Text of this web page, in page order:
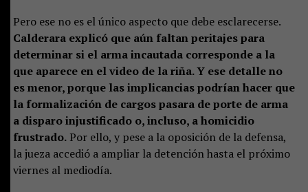
Pero ese no es el único aspecto que debe esclarecerse.
Calderara explicó que aún faltan peritajes para
determinar si el arma incautada corresponde a la
que aparece en el video de la riña. Y ese detalle no
es menor, porque las implicancias podrían hacer que
la formalización de cargos pasara de porte de arma
a disparo injustificado o, incluso, a homicidio
frustrado.Por ello, y pese a la oposición de la defensa,
la jueza accedió a ampliar la detención hasta el próximo
viernes al mediodía.